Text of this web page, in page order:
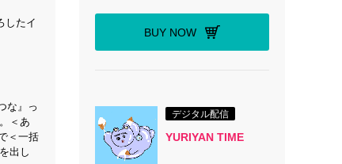
したイ
な』っ
＜あ
＜一括
出し
BUY NOW
デジタル配信
YURIYAN TIME